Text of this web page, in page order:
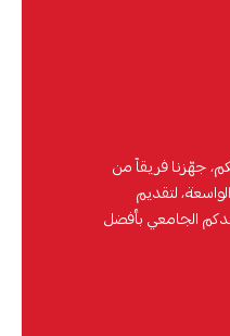
جهّزنا فريقاً من
لتقديم
الجامعي بأفضل